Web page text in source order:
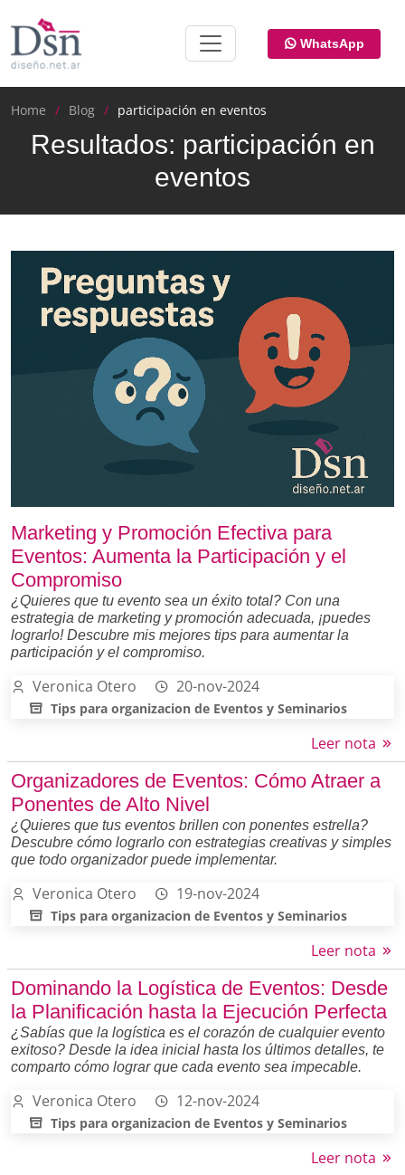
WhatsApp
Home Blog participación en eventos
Resultados: participación en
eventos
Marketing y Promoción Efectiva para
Eventos: Aumenta la Participación y el
Compromiso
¿Quieres que tu evento sea un éxito total? Con una
estrategia de marketing y promoción adecuada, ¡puedes
lograrlo! Descubre mis mejores tips para aumentar la
participación y el compromiso.
Veronica Otero 20-nov-2024
Tips para organizacion de Eventos y Seminarios
Leer nota
Organizadores de Eventos: Cómo Atraer a
Ponentes de Alto Nivel
¿Quieres que tus eventos brillen con ponentes estrella?
Descubre cómo lograrlo con estrategias creativas y simples
que todo organizador puede implementar.
Veronica Otero 19-nov-2024
Tips para organizacion de Eventos y Seminarios
Leer nota
Dominando la Logística de Eventos: Desde
la Planificación hasta la Ejecución Perfecta
¿Sabías que la logística es el corazón de cualquier evento
exitoso? Desde la idea inicial hasta los últimos detalles, te
comparto cómo lograr que cada evento sea impecable.
Veronica Otero 12-nov-2024
Tips para organizacion de Eventos y Seminarios
Leer nota